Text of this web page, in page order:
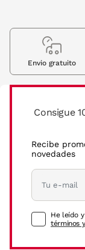
Consigue
Recibe
novedades
He leído
términos
Envio gratuito